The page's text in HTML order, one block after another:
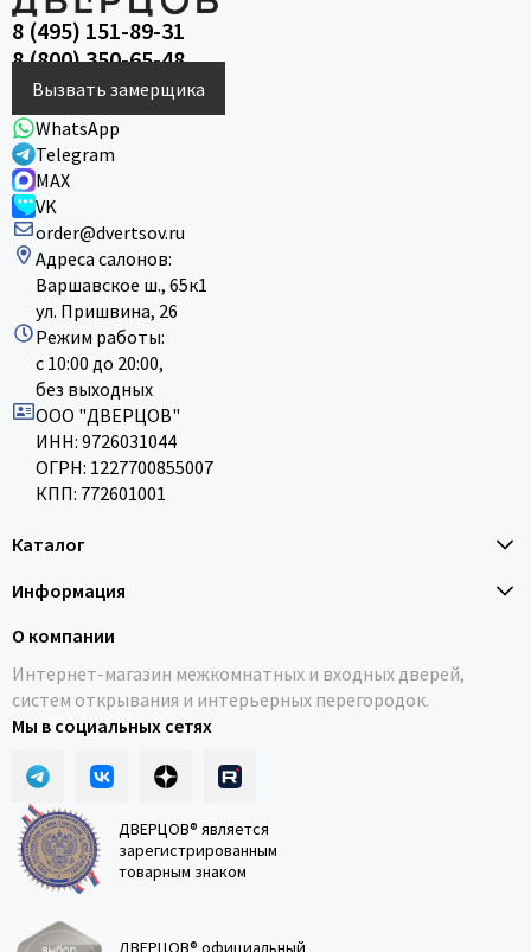
8 (495) 151-89-31
8 (800) 350-65-48
Вызвать замерщика
WhatsApp
Telegram
MAX
VK
order@dvertsov.ru
Адреса салонов:
Варшавское ш., 65к1
ул. Пришвина, 26
Режим работы:
с 10:00 до 20:00,
без выходных
ООО "ДВЕРЦОВ"
ИНН: 9726031044
ОГРН: 1227700855007
КПП: 772601001
Каталог
Информация
О компании
Интернет-магазин межкомнатных и входных дверей,
систем открывания и интерьерных перегородок.
Мы в социальных сетях
ДВЕРЦОВ® является
зарегистрированным
товарным знаком
ДВЕРЦОВ® официальный